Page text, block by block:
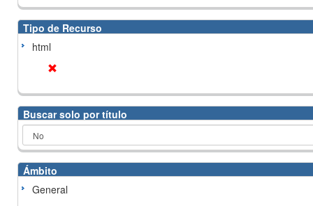
Tipo de Recurso
html
Buscar solo por título
Ámbito
General